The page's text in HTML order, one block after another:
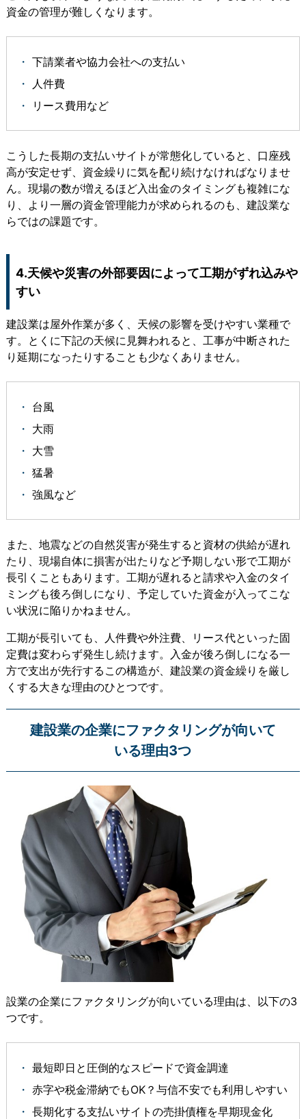
資金の管理が難しくなります。
下請業者や協力会社への支払い
人件費
リース費用など
こうした長期の支払いサイトが常態化していると、口座残
高が安定せず、資金繰りに気を配り続けなければなりませ
ん。現場の数が増えるほど入出金のタイミングも複雑にな
り、より一層の資金管理能力が求められるのも、建設業な
らではの課題です。
4.天候や災害の外部要因によって工期がずれ込みや
すい
建設業は屋外作業が多く、天候の影響を受けやすい業種で
す。とくに下記の天候に見舞われると、工事が中断された
り延期になったりすることも少なくありません。
台風
大雨
大雪
猛暑
強風など
また、地震などの自然災害が発生すると資材の供給が遅れ
たり、現場自体に損害が出たりなど予期しない形で工期が
長引くこともあります。工期が遅れると請求や入金のタイ
ミングも後ろ倒しになり、予定していた資金が入ってこな
い状況に陥りかねません。
工期が長引いても、人件費や外注費、リース代といった固
定費は変わらず発生し続けます。入金が後ろ倒しになる一
方で支出が先行するこの構造が、建設業の資金繰りを厳し
くする大きな理由のひとつです。
建設業の企業にファクタリングが向いて
いる理由3つ
設業の企業にファクタリングが向いている理由は、以下の3
つです。
最短即日と圧倒的なスピードで資金調達
赤字や税金滞納でもOK？与信不安でも利用しやすい
長期化する支払いサイトの売掛債権を早期現金化